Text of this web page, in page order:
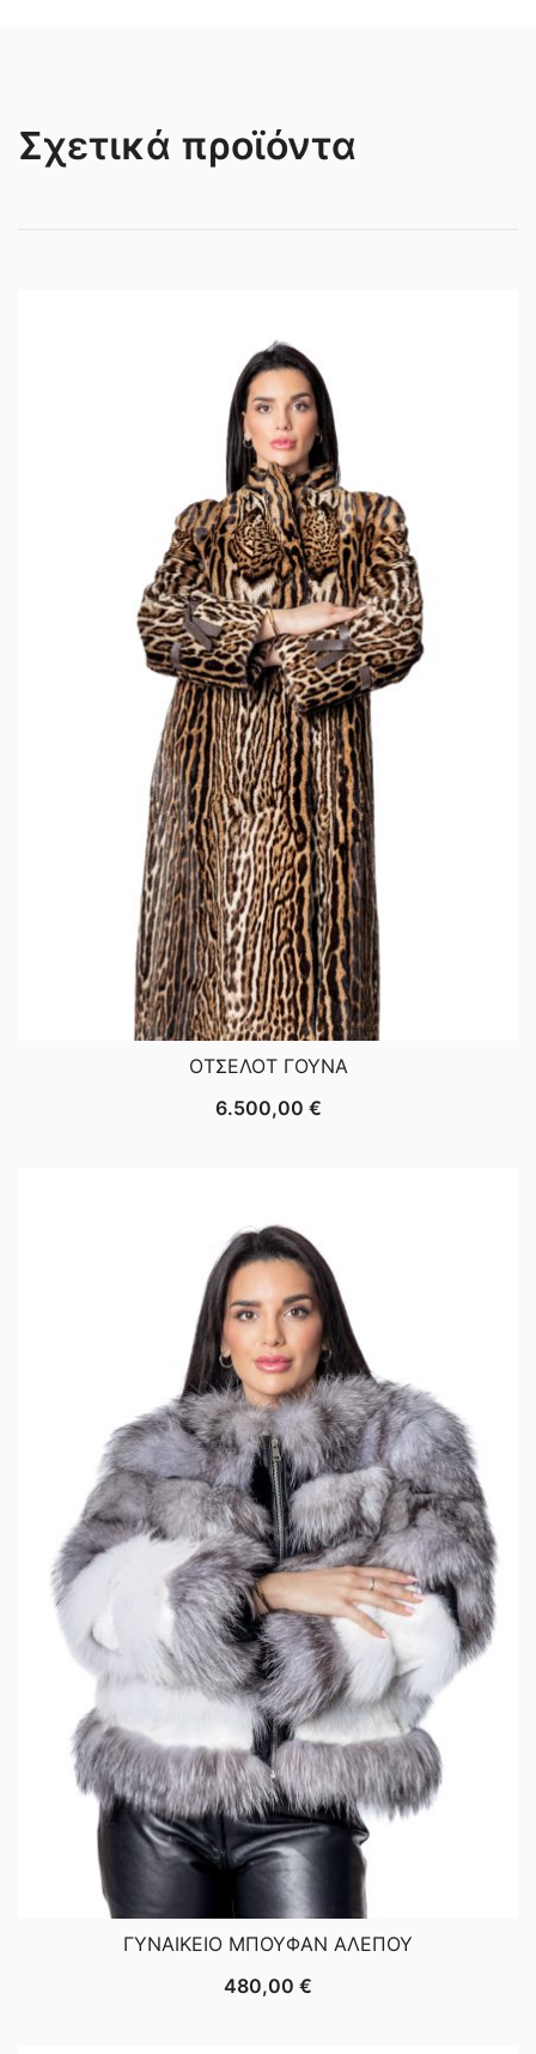
Σχετικά προϊόντα
ΟΤΣΕΛΟΤ ΓΟΥΝΑ
6.500,00 €
ΓΥΝΑΙΚΕΙΟ ΜΠΟΥΦΑΝ ΑΛΕΠΟΥ
480,00 €